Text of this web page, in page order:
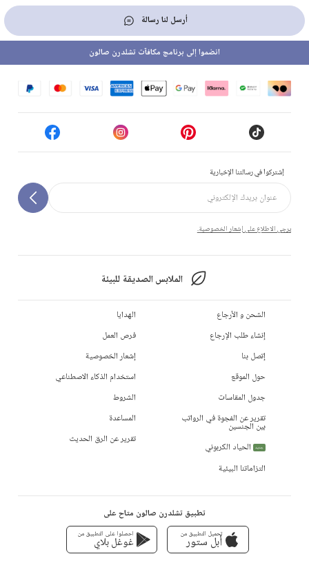
أرسل لنا رسالة
إشتركوا في رسالتنا الإخبارية
يرجى الاطلاع على إشعار الخصوصية.
الملابس الصديقة للبيئة
انضموا إلى برنامج مكافآت تشلدرن صالون
الشحن و الأرجاع
إنشاء طلب الإرجاع
إتصل بنا
حول الموقع
جدول المقاسات
تقرير عن الفجوة في الرواتب
بين الجنسين
جديد
الحياد الكربوني
التزاماتنا البيئية
الهدايا
فرص العمل
إشعار الخصوصية
استخدام الذكاء الاصطناعي
الشروط
المساعدة
تقرير عن الرق الحديث
تطبيق تشلدرن صالون متاح على
تحميل التطبيق من
أبل ستور
احصلوا على التطبيق من
غوغل بلاي